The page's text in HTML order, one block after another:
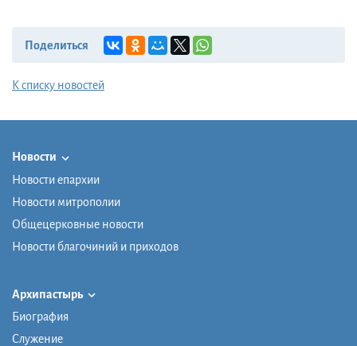
Поделиться
К списку новостей
Новости
Новости епархии
Новости митрополии
Общецерковные новости
Новости благочиний и приходов
Архипастырь
Биография
Служение